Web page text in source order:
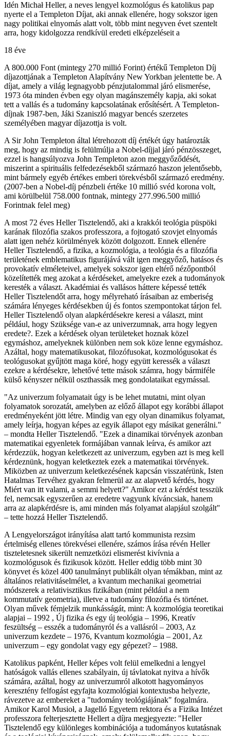
Idén Michał Heller, a neves lengyel kozmológus és katolikus pap
nyerte el a Templeton Díjat, aki annak ellenére, hogy sokszor igen
nagy politikai elnyomás alatt volt, több mint negyven évet szentelt
arra, hogy kidolgozza rendkívül eredeti elképzeléseit a
18 éve
A 800.000 Font (mintegy 270 millió Forint) értékű Templeton Díj
díjazottjának a Templeton Alapítvány New Yorkban jelentette be. A
díjat, amely a világ legnagyobb pénzjutalommal járó elismerése,
1973 óta minden évben egy olyan magánszemély kapja, aki sokat
tett a vallás és a tudomány kapcsolatának erősítésért. A Templeton-
díjnak 1987-ben, Jáki Szaniszló magyar bencés szerzetes
személyében magyar díjazottja is volt.
A Sir John Templeton által létrehozott díj értékét úgy határozták
meg, hogy az mindig is felülmúlja a Nobel-díjjal járó pénzösszeget,
ezzel is hangsúlyozva John Templeton azon meggyőződését,
miszerint a spirituális felfedezésekből származó haszon jelentősebb,
mint bármely egyéb értékes emberi törekvésből származó eredmény.
(2007-ben a Nobel-díj pénzbeli értéke 10 millió svéd korona volt,
ami körülbelül 758.000 fontnak, mintegy 277.996.500 millió
Forintnak felel meg)
A most 72 éves Heller Tisztelendő, aki a krakkói teológia püspöki
karának filozófia szakos professzora, a fojtogató szovjet elnyomás
alatt igen nehéz körülmények között dolgozott. Ennek ellenére
Heller Tisztelendő, a fizika, a kozmológia, a teológia és a filozófia
területének emblematikus figurájává vált igen meggyőző, hatásos és
provokatív elméleteivel, amelyek sokszor igen eltérő nézőpontból
közelítették meg azokat a kérdéseket, amelyekre ezek a tudományok
keresték a választ. Akadémiai és vallásos háttere képessé tették
Heller Tisztelendőt arra, hogy mélyreható írásaiban az emberiség
számára lényeges kérdésekben új és fontos szempontokat tárjon fel.
Heller Tisztelendő olyan alapkérdésekre keresi a választ, mint
például, hogy Szüksége van-e az univerzumnak, arra hogy legyen
eredete?. Ezek a kérdések olyan területeket hoznak közel
egymáshoz, amelyeknek különben nem sok köze lenne egymáshoz.
Azáltal, hogy matematikusokat, filozófusokat, kozmológusokat és
teológusokat gyűjtött maga köré, hogy együtt keressék a választ
ezekre a kérdésekre, lehetővé tette mások számra, hogy bármiféle
külső kényszer nélkül oszthassák meg gondolataikat egymással.
"Az univerzum folyamatait úgy is be lehet mutatni, mint olyan
folyamatok sorozatát, amelyben az előző állapot egy korábbi állapot
eredményeként jött létre. Mindig van egy olyan dinamikus folyamat,
amely leírja, hogyan képes az egyik állapot egy másikat generálni."
– mondta Heller Tisztelendő. "Ezek a dinamikai törvények azonban
matematikai egyenletek formájában vannak leírva, és amikor azt
kérdezzük, hogyan keletkezett az univerzum, egyben azt is meg kell
kérdeznünk, hogyan keletkeztek ezek a matematikai törvények.
Miközben az univerzum keletkezésének kapcsán visszatérünk, Isten
Hatalmas Tervéhez gyakran felmerül az az alapvető kérdés, hogy
Miért van itt valami, a semmi helyett?" Amikor ezt a kérdést tesszük
fel, nemcsak egyszerűen az eredetre vagyunk kíváncsiak, hanem
arra az alapkérdésre is, ami minden más folyamat alapjául szolgált"
– tette hozzá Heller Tisztelendő.
A Lengyelországot irányítása alatt tartó kommunista rezsim
értelmiség ellenes törekvései ellenére, számos írása révén Heller
tiszteletesnek sikerült nemzetközi elismerést kivívnia a
kozmológusok és fizikusok között. Heller eddig több mint 30
könyvet és közel 400 tanulmányt publikált olyan témákban, mint az
általános relativitáselmélet, a kvantum mechanikai geometriai
módszerek a relativisztikus fizikában (mint például a nem
kommutatív geometria), illetve a tudomány filozófia és történet.
Olyan művek fémjelzik munkásságát, mint: A kozmológia teoretikai
alapjai – 1992 , Új fizika és egy új teológia – 1996, Kreatív
feszültség – esszék a tudományról és a vallásról – 2003, Az
univerzum kezdete – 1976, Kvantum kozmológia – 2001, Az
univerzum – egy gondolat vagy egy gépezet? – 1988.
Katolikus papként, Heller képes volt felül emelkedni a lengyel
hatóságok vallás ellenes szabályain, új távlatokat nyitva a hívők
számára, azáltal, hogy az univerzumról alkotott hagyományos
keresztény felfogást egyfajta kozmológiai kontextusba helyezte,
rávezetve az embereket a "tudomány teológiájának" fogalmára.
Amikor Karol Musioł, a Jagelló Egyetem rektora és a Fizika Intézet
professzora felterjesztette Hellert a díjra megjegyezte: "Heller
Tisztelendő egy különleges kombinációja a tudományos kutatásnak